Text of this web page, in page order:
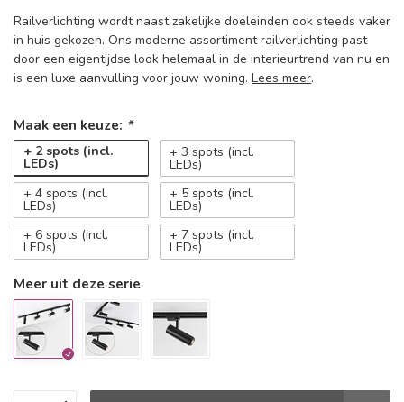
Railverlichting wordt naast zakelijke doeleinden ook steeds vaker
in huis gekozen. Ons moderne assortiment railverlichting past
door een eigentijdse look helemaal in de interieurtrend van nu en
is een luxe aanvulling voor jouw woning. Lees meer.
Maak een keuze: *
+ 2 spots (incl.
LEDs)
+ 3 spots (incl.
LEDs)
+ 4 spots (incl.
LEDs)
+ 5 spots (incl.
LEDs)
+ 6 spots (incl.
LEDs)
+ 7 spots (incl.
LEDs)
Meer uit deze serie